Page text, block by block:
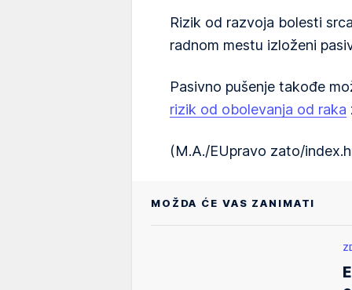
Rizik od razvoja bolesti
radnom mestu izloženi
Pasivno pušenje takođe
rizik od obolevanja od raka
(M.A./EUpravo zato/
MOŽDA ĆE VAS ZANIMATI